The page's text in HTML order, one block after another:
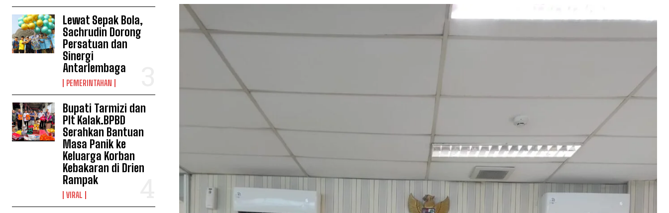
Lewat Sepak Bola,
Sachrudin Dorong
Persatuan dan
Sinergi
Antarlembaga
PEMERINTAHAN
Bupati Tarmizi dan
Plt Kalak.BPBD
Serahkan Bantuan
Masa Panik ke
Keluarga Korban
Kebakaran di Drien
Rampak
VIRAL